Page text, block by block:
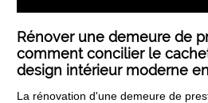
Rénover une demeure de
comment concilier le
design intérieur moderne
La rénovation d'une demeure de